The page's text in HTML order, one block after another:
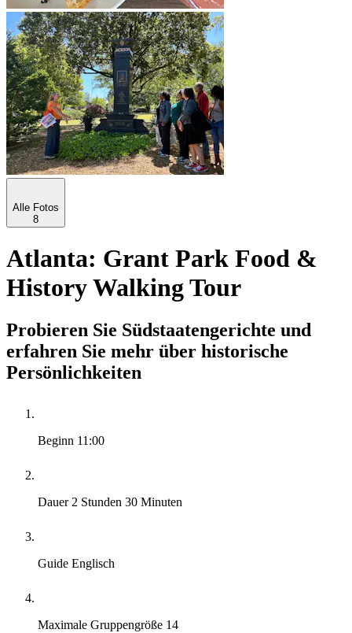
Alle Fotos
8
Atlanta: Grant Park Food &
History Walking Tour
Probieren Sie Südstaatengerichte und
erfahren Sie mehr über historische
Persönlichkeiten
Beginn 11:00
Dauer 2 Stunden 30 Minuten
Guide Englisch
Maximale Gruppengröße 14